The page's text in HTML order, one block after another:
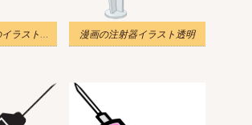
かわいい注射器のイラスト透明 漫画の注射器イラスト透明